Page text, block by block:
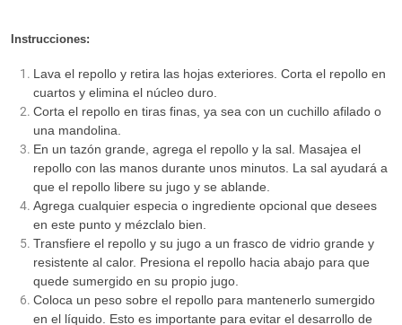
Instrucciones:
Lava el repollo y retira las hojas exteriores. Corta el repollo en
cuartos y elimina el núcleo duro.
Corta el repollo en tiras finas, ya sea con un cuchillo afilado o
una mandolina.
En un tazón grande, agrega el repollo y la sal. Masajea el
repollo con las manos durante unos minutos. La sal ayudará a
que el repollo libere su jugo y se ablande.
Agrega cualquier especia o ingrediente opcional que desees
en este punto y mézclalo bien.
Transfiere el repollo y su jugo a un frasco de vidrio grande y
resistente al calor. Presiona el repollo hacia abajo para que
quede sumergido en su propio jugo.
Coloca un peso sobre el repollo para mantenerlo sumergido
en el líquido. Esto es importante para evitar el desarrollo de